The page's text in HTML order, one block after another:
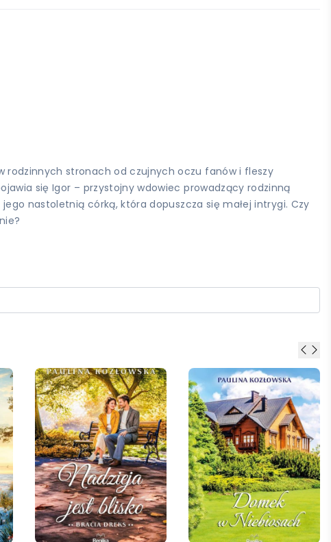
rodzinnych stronach od czujnych oczu fanów i fleszy
się Igor – przystojny wdowiec prowadzący rodzinną
nastoletnią córką, która dopuszcza się małej intrygi. Czy